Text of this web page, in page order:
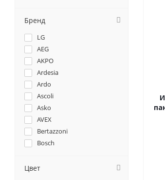
Бренд
LG
AEG
AKPO
Ardesia
Ardo
Ascoli
Asko
AVEX
Bertazzoni
Bosch
Candy
Цвет